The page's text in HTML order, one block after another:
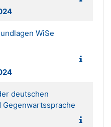
WiSe
deutschen